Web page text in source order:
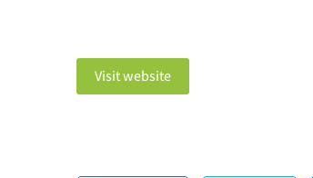
Visit website